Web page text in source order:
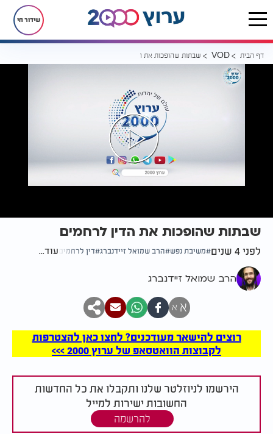
שידור חי
דף הבית VOD שבתות שהופכות את הדין לרחמים
שבתות שהופכות את הדין לרחמים
לפני 4 שנים משיבת נפש הרב שמואל זיידנברג דין לרחמים עוד...
הרב שמואל זיידנברג
א א
רוצים להישאר מעודכנים? לחצו כאן להצטרפות
לקבוצות הוואטסאפ של ערוץ 2000 >>>
הירשמו לניוזלטר שלנו ותקבלו את כל החדשות
החשובות ישירות למייל
להרשמה